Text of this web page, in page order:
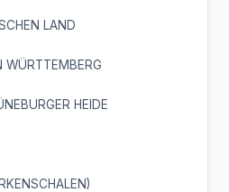
LAND
WÜRTTEMBERG
HEIDE